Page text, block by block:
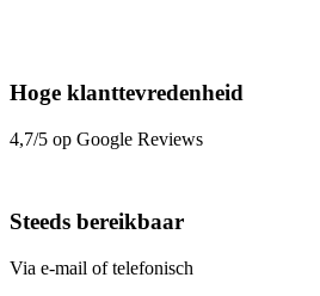
Hoge klanttevredenheid
4,7/5 op Google Reviews
Steeds bereikbaar
Via e-mail of telefonisch